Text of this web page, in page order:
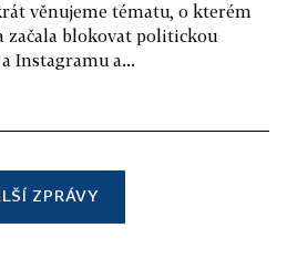
věnujeme tématu, o kterém
začala blokovat politickou
Instagramu a...
ZPRÁVY